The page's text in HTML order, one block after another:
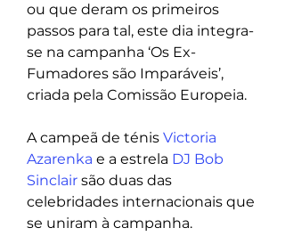
ou que deram os primeiros
passos para tal, este dia integra-
se na campanha ‘Os Ex-
Fumadores são Imparáveis’,
criada pela Comissão Europeia.
A campeã de ténis Victoria
Azarenka e a estrela DJ Bob
Sinclair são duas das
celebridades internacionais que
se uniram à campanha.